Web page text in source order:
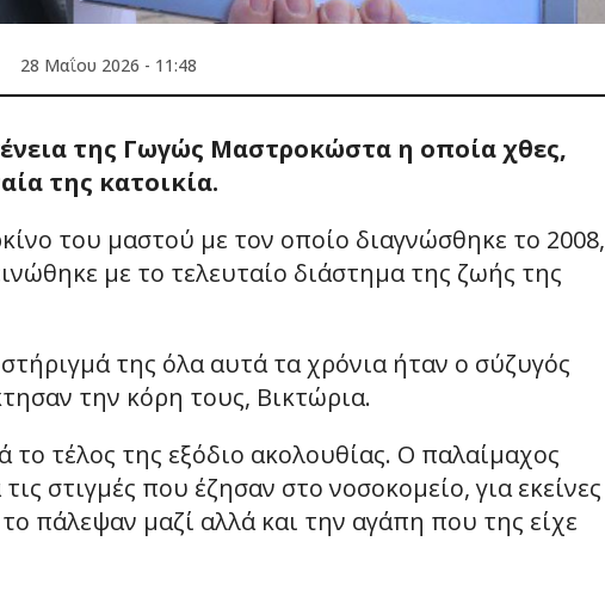
28 Μαΐου 2026 - 11:48
της Γωγώς Μαστροκώστα η οποία χθες,
της κατοικία.
του μαστού με τον οποίο διαγνώσθηκε το 2008,
με το τελευταίο διάστημα της ζωής της
της όλα αυτά τα χρόνια ήταν ο σύζυγός
την κόρη τους, Βικτώρια.
τέλος της εξόδιο ακολουθίας. Ο παλαίμαχος
στιγμές που έζησαν στο νοσοκομείο, για εκείνες
πάλεψαν μαζί αλλά και την αγάπη που της είχε